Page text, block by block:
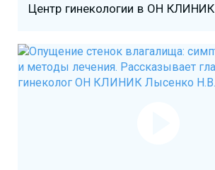
Центр гинекологии в ОН КЛИНИК